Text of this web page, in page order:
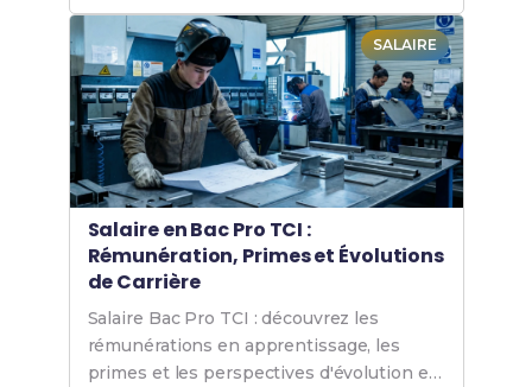
SALAIRE
Salaire en Bac Pro TCI :
Rémunération, Primes et Évolutions
de Carrière
Salaire Bac Pro TCI : découvrez les
rémunérations en apprentissage, les
primes et les perspectives d'évolution en